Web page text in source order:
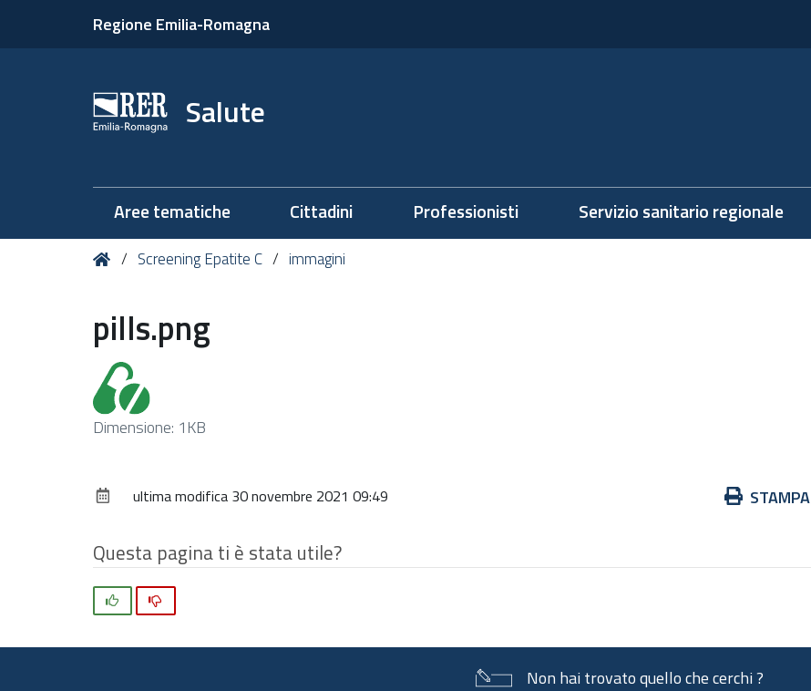
Regione Emilia-Romagna
Salute
Aree tematiche Cittadini Professionisti Servizio sanitario regionale
Tu HomeScreening Epatite C immagini
pills.png
Clicca
l'immagine
dimensioni
originali…
Dimensione: 1KB
Azioni STAMPA
ultima modifica 30 novembre 2021 09:49
Questa pagina ti è stata utile?
Non hai trovato quello che cerchi ?